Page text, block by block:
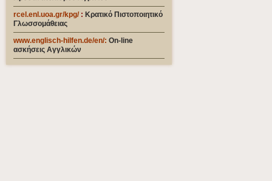
rcel.enl.uoa.gr/kpg/ : Κρατικό Πιστοποιητικό
Γλωσσομάθειας
www.englisch-hilfen.de/en/: On-line
ασκήσεις Αγγλικών